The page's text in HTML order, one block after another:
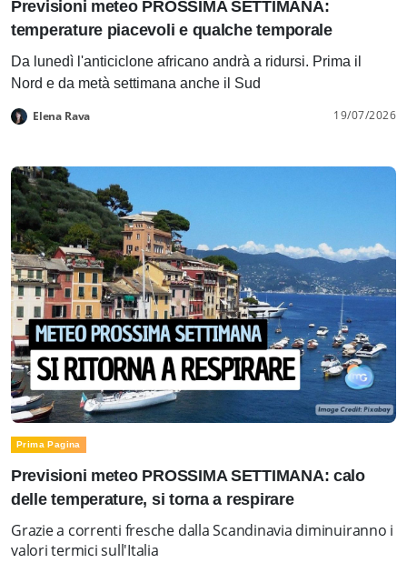
Previsioni meteo PROSSIMA SETTIMANA:
temperature piacevoli e qualche temporale
Da lunedì l'anticiclone africano andrà a ridursi. Prima il
Nord e da metà settimana anche il Sud
Elena Rava 19/07/2026
Prima Pagina
Previsioni meteo PROSSIMA SETTIMANA: calo
delle temperature, si torna a respirare
Grazie a correnti fresche dalla Scandinavia diminuiranno i
valori termici sull'Italia